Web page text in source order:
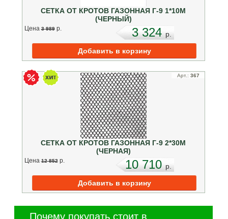
СЕТКА ОТ КРОТОВ ГАЗОННАЯ Г-9 1*10М
(ЧЕРНЫЙ)
Цена 3 989 p. 3 324p.
Арт.: 367
СЕТКА ОТ КРОТОВ ГАЗОННАЯ Г-9 2*30М
(ЧЕРНАЯ)
Цена 12 852 p. 10 710p.
Почему покупать стоит в